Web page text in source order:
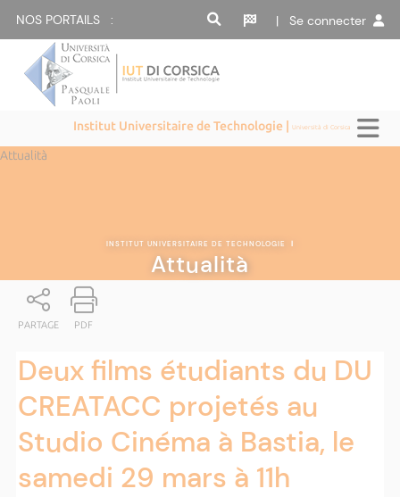
NOS PORTAILS : | Se connecter
Institut Universitaire de Technologie |Università di Corsica
Attualità
INSTITUT UNIVERSITAIRE DE TECHNOLOGIE |
Attualità
PARTAGE PDF
Deux films étudiants du DU
CREATACC projetés au
Studio Cinéma à Bastia, le
samedi 29 mars à 11h